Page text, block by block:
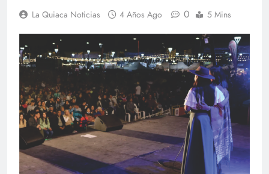
La Quiaca Noticias 4 Años Ago 0 5 Mins